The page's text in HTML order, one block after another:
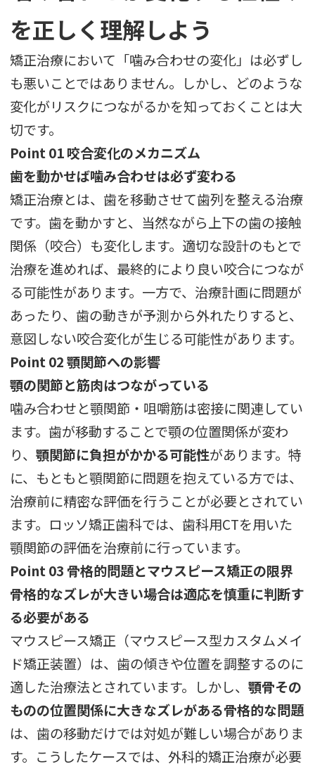
を正しく理解しよう
矯正治療において「噛み合わせの変化」は必ずし
も悪いことではありません。しかし、どのような
変化がリスクにつながるかを知っておくことは大
切です。
Point 01 咬合変化のメカニズム
歯を動かせば噛み合わせは必ず変わる
矯正治療とは、歯を移動させて歯列を整える治療
です。歯を動かすと、当然ながら上下の歯の接触
関係（咬合）も変化します。適切な設計のもとで
治療を進めれば、最終的により良い咬合につなが
る可能性があります。一方で、治療計画に問題が
あったり、歯の動きが予測から外れたりすると、
意図しない咬合変化が生じる可能性があります。
Point 02 顎関節への影響
顎の関節と筋肉はつながっている
噛み合わせと顎関節・咀嚼筋は密接に関連してい
ます。歯が移動することで顎の位置関係が変わ
り、顎関節に負担がかかる可能性があります。特
に、もともと顎関節に問題を抱えている方では、
治療前に精密な評価を行うことが必要とされてい
ます。ロッソ矯正歯科では、歯科用CTを用いた
顎関節の評価を治療前に行っています。
Point 03 骨格的問題とマウスピース矯正の限界
骨格的なズレが大きい場合は適応を慎重に判断す
る必要がある
マウスピース矯正（マウスピース型カスタムメイ
ド矯正装置）は、歯の傾きや位置を調整するのに
適した治療法とされています。しかし、顎骨その
ものの位置関係に大きなズレがある骨格的な問題
は、歯の移動だけでは対処が難しい場合がありま
す。こうしたケースでは、外科的矯正治療が必要